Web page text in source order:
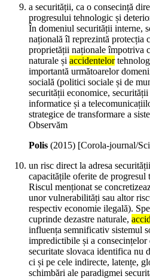
a securității, ca o consecință
progresului tehnologic și
În domeniul securității interne,
națională îl reprezintă protecția
proprietății naționale împotriva
naturale și accidentelor
importantă următoarelor
socială (politici sociale și de
securității economice,
informatice și a
strategice de transformare a
Observăm
Polis (2015) [Corola-journal/
un risc direct la adresa
capacitățile oferite de
Riscul menționat se
unor vulnerabilități sau altor
respectiv economie ilegală).
cuprinde dezastre naturale,
influența semnificativ sistemul
impredictibile și a consecințelor
securitate slovaca identifica nu
ci și pe cele indirecte, latențe,
schimbări ale paradigmei